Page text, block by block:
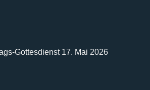
Gottesdienst 17. Mai 2026